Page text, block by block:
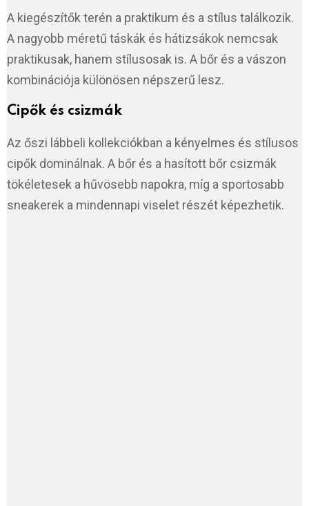
A kiegészítők terén a praktikum és a stílus találkozik.
A nagyobb méretű táskák és hátizsákok nemcsak
praktikusak, hanem stílusosak is. A bőr és a vászon
kombinációja különösen népszerű lesz.
Cipők és csizmák
Az őszi lábbeli kollekciókban a kényelmes és stílusos
cipők dominálnak. A bőr és a hasított bőr csizmák
tökéletesek a hűvösebb napokra, míg a sportosabb
sneakerek a mindennapi viselet részét képezhetik.